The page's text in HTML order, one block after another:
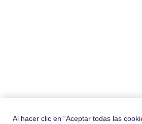
Al hacer clic en “Aceptar todas las